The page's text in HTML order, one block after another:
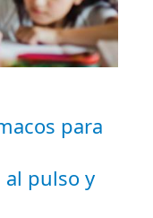
para
pulso y